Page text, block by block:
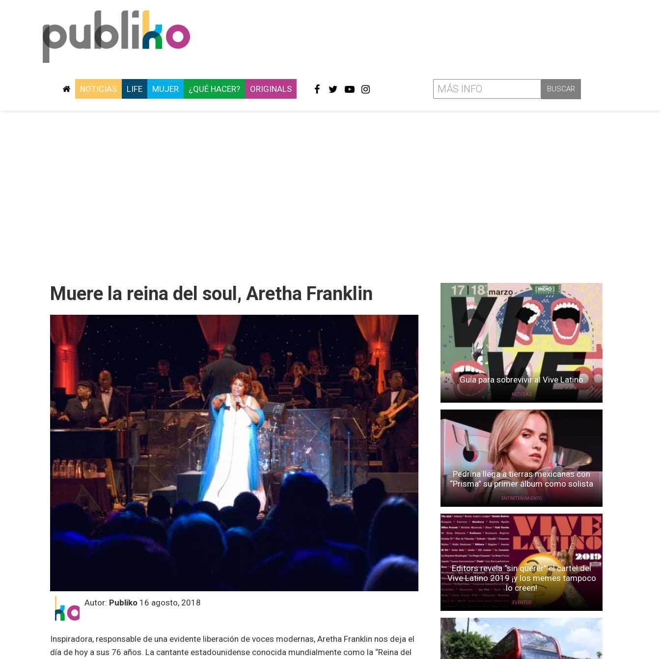
NOTICIAS LIFE MUJER ¿QUÉ HACER? ORIGINALS
Muere la reina del soul, Aretha Franklin
Autor: Publiko 16 agosto, 2018
Inspiradora, responsable de una evidente liberación de voces modernas, Aretha Franklin nos deja el
día de hoy a sus 76 años. La cantante estadounidense conocida mundialmente como la “Reina del
Guía para sobrevivir al Vive Latino
NOTICIAS
Pedrina llega a tierras mexicanas con
“Prisma” su primer álbum como solista
ENTRETENIMIENTO
Editors revela “sin querer” el cartel del
Vive Latino 2019 ¡y los memes tampoco
lo creen!
EVENTOS